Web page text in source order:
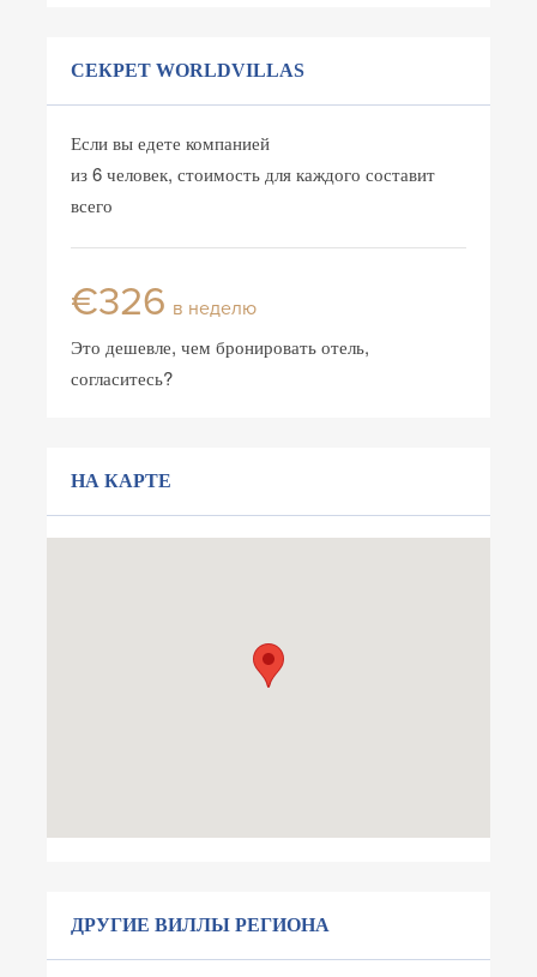
СЕКРЕТ WORLDVILLAS
Если вы едете компанией
из 6 человек, стоимость для каждого составит
всего
€326 в неделю
Это дешевле, чем бронировать отель,
согласитесь?
НА КАРТЕ
ДРУГИЕ ВИЛЛЫ РЕГИОНА